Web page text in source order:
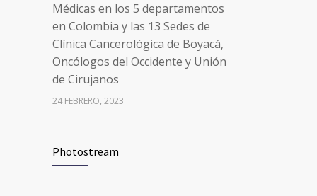
Médicas en los 5 departamentos
en Colombia y las 13 Sedes de
Clínica Cancerológica de Boyacá,
Oncólogos del Occidente y Unión
de Cirujanos
24 FEBRERO, 2023
junio 2021)
Photostream